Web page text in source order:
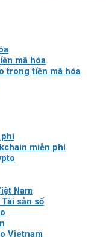
mã hóa
trong tiền mã hóa
phí
miễn phí
Nam
sản số
Vietnam